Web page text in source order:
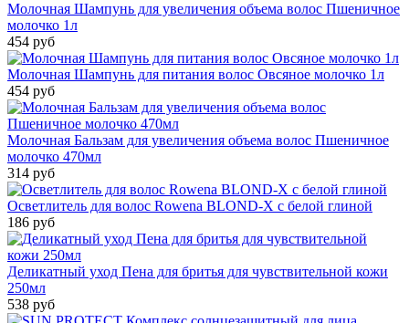
Молочная Шампунь для увеличения объема волос Пшеничное
молочко 1л
454 руб
Молочная Шампунь для питания волос Овсяное молочко 1л
454 руб
Молочная Бальзам для увеличения объема волос Пшеничное
молочко 470мл
314 руб
Осветлитель для волос Rowena BLOND-X с белой глиной
186 руб
Деликатный уход Пена для бритья для чувствительной кожи
250мл
538 руб